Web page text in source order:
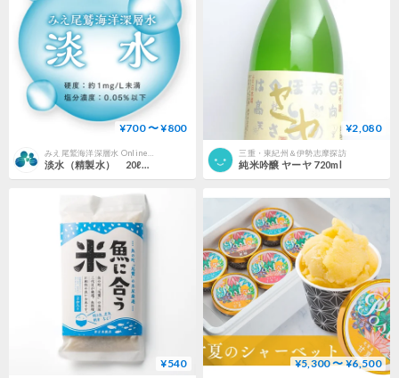
¥700 〜 ¥800
みえ尾鷲海洋深層水 Online Store｜熊野灘で磨かれたミネラルたっぷり清らか深層水
淡水（精製水） 20ℓ（箱入り）【みえ尾鷲海洋深層水】
¥2,080
三重・東紀州＆伊勢志摩探訪
純米吟醸 ヤーヤ 720ml
¥540 ¥5,300 〜 ¥6,500